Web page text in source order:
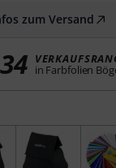
zum Versand
34 in Farbfolien